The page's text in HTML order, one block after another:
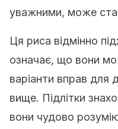
уважними, може
Ця риса відмінно
означає, що вони
варіанти вправ для
вище. Підлітки
вони чудово